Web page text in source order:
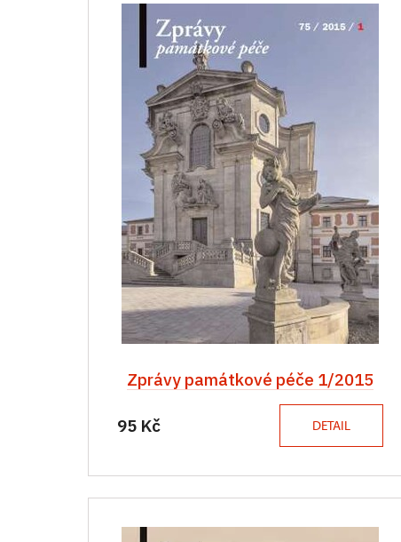
Zprávy památkové péče 1/2015
95 Kč DETAIL